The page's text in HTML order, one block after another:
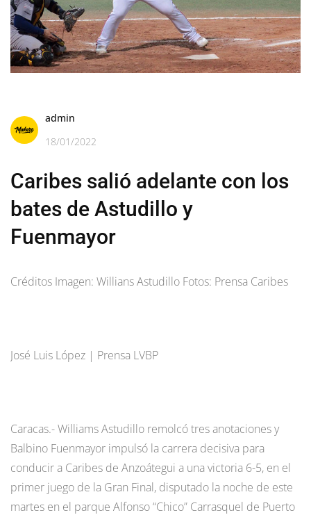
admin
18/01/2022
Caribes salió adelante con los
bates de Astudillo y
Fuenmayor
Créditos Imagen: Willians Astudillo Fotos: Prensa Caribes
José Luis López | Prensa LVBP
Caracas.- Williams Astudillo remolcó tres anotaciones y
Balbino Fuenmayor impulsó la carrera decisiva para
conducir a Caribes de Anzoátegui a una victoria 6-5, en el
primer juego de la Gran Final, disputado la noche de este
martes en el parque Alfonso “Chico” Carrasquel de Puerto